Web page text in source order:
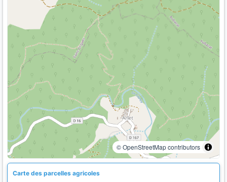
© OpenStreetMap contributors
Carte des parcelles agricoles